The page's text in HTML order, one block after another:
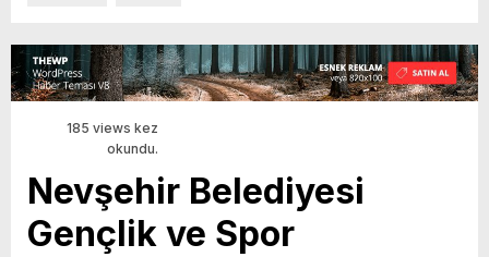
185 views kez
okundu.
Nevşehir Belediyesi
Gençlik ve Spor